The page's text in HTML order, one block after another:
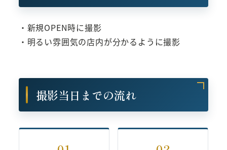
・新規OPEN時に撮影
・明るい雰囲気の店内が分かるように撮影
撮影当日までの流れ